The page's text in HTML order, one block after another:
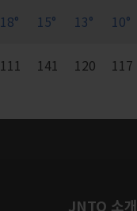
18° 15° 13° 10°
111 141 120 117
JNTO 소개